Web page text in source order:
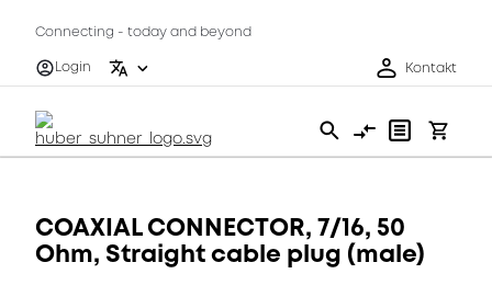
Connecting - today and beyond
Login
Kontakt
COAXIAL CONNECTOR, 7/16, 50
Ohm, Straight cable plug (male)